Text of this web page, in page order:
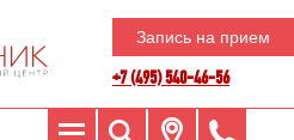
Запись на прием
+7 (495) 540-46-56